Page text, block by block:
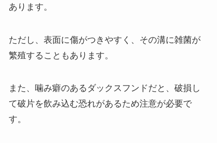
あります。
ただし、表面に傷がつきやすく、その溝に雑菌が
繁殖することもあります。
また、噛み癖のあるダックスフンドだと、破損し
て破片を飲み込む恐れがあるため注意が必要で
す。